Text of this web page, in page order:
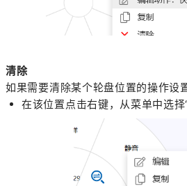
清除
如果需要清除某个轮盘位置的操作设
在该位置点击右键，从菜单中选择